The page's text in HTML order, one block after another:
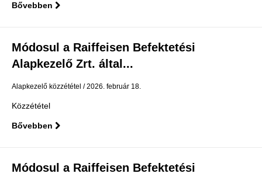
Bővebben
Módosul a Raiffeisen Befektetési
Alapkezelő Zrt. által...
Alapkezelő közzététel 2026. február 18.
Közzététel
Bővebben
Módosul a Raiffeisen Befektetési